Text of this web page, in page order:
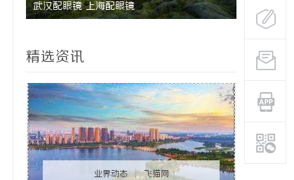
武汉配眼镜 上海配眼镜 武汉配眼
精选资讯
业界动态 | 飞猫网